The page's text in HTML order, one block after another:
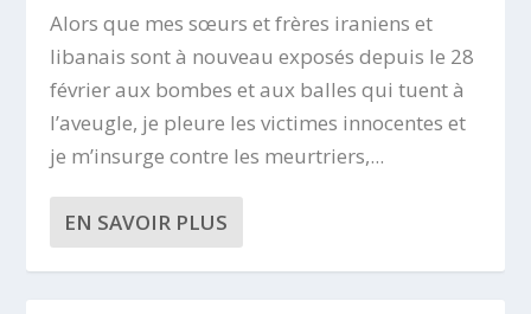
Alors que mes sœurs et frères iraniens et
libanais sont à nouveau exposés depuis le 28
février aux bombes et aux balles qui tuent à
l’aveugle, je pleure les victimes innocentes et
je m’insurge contre les meurtriers,...
EN SAVOIR PLUS